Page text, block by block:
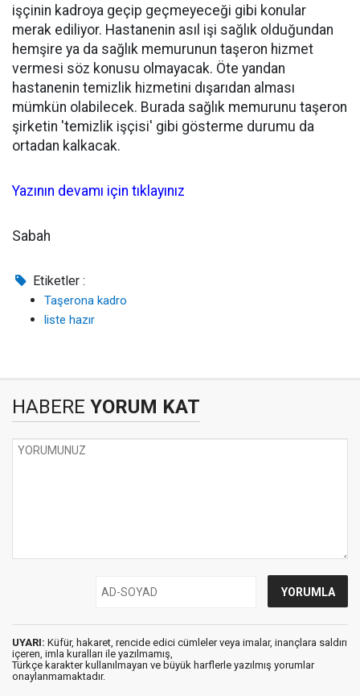
işçinin kadroya geçip geçmeyeceği gibi konular
merak ediliyor. Hastanenin asıl işi sağlık olduğundan
hemşire ya da sağlık memurunun taşeron hizmet
vermesi söz konusu olmayacak. Öte yandan
hastanenin temizlik hizmetini dışarıdan alması
mümkün olabilecek. Burada sağlık memurunu taşeron
şirketin 'temizlik işçisi' gibi gösterme durumu da
ortadan kalkacak.
Yazının devamı için tıklayınız
Sabah
Etiketler :
Taşerona kadro
liste hazır
HABERE YORUM KAT
UYARI: Küfür, hakaret, rencide edici cümleler veya imalar, inançlara saldırı
içeren, imla kuralları ile yazılmamış,
Türkçe karakter kullanılmayan ve büyük harflerle yazılmış yorumlar
onaylanmamaktadır.